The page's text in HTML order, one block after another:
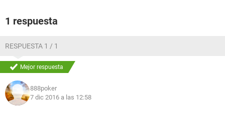
1 respuesta
RESPUESTA 1 / 1
Mejor respuesta
888poker
7 dic 2016 a las 12:58